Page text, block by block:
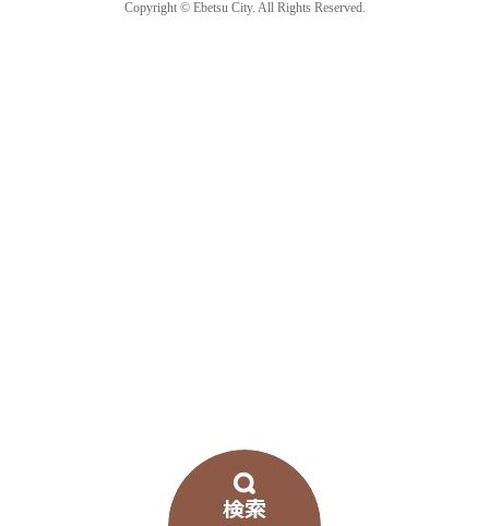
Copyright © Ebetsu City. All Rights Reserved.